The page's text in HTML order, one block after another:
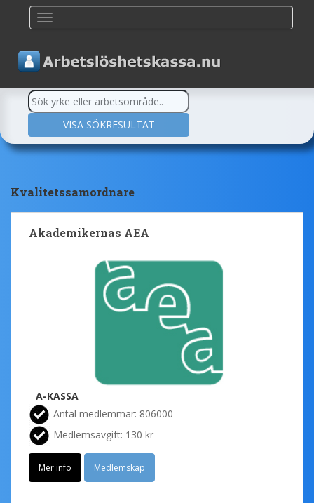
Kvalitetssamordnare
Akademikernas AEA
A-KASSA
Antal medlemmar: 806000
Medlemsavgift: 130 kr
Mer info Medlemskap